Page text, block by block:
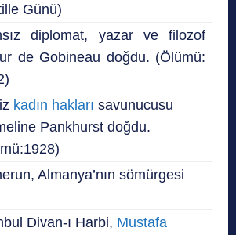
Günü)
diplomat, yazar ve filozof
de Gobineau doğdu. (Ölümü:
kadın hakları savunucusu
Pankhurst doğdu.
Almanya’nın sömürgesi
Divan-ı Harbi, Mustafa